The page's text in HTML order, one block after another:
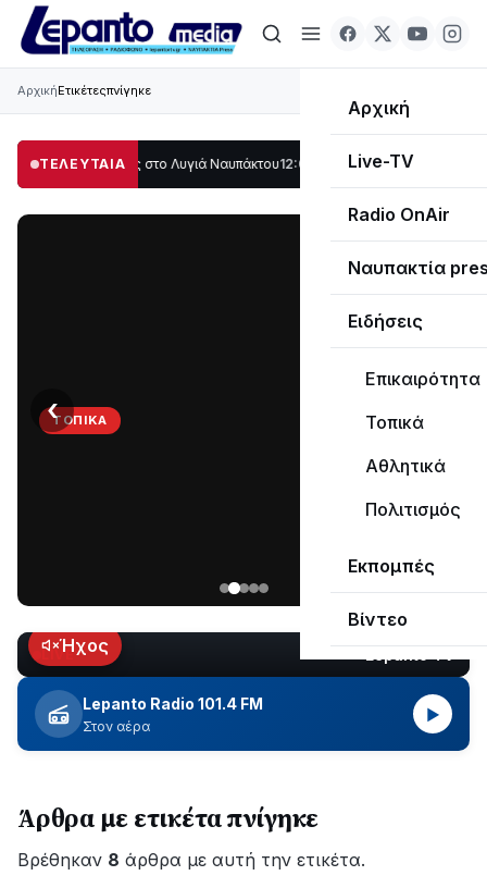
Αρχική
Live-TV
Radio OnAir
Ναυπακτία
Ειδήσεις
Επικαιρότητα
Τοπικά
Αθλητικά
Πολιτισμός
Εκπομπές
Βίντεο
ΑρχικήΕτικέτεςπνίγηκε
ΤΕΛΕΥΤΑΙΑ
μέρος στο Λυγιά Ναυπάκτου12:08 Σε τροχιά υλοποίησης η Παράκαμψη
ΤΟΠΙΚΆ
Ναυπάκτου
εδώ
και
περίπου
δύο
ώρες
εξέλιξη
οι
εργασίες
‹
LIVEΉχος
Lepanto Radio 101.4 FM
Στον αέρα
▶
Άρθρα με ετικέτα πνίγηκε
Βρέθηκαν 8 άρθρα με αυτή την ετικέτα.